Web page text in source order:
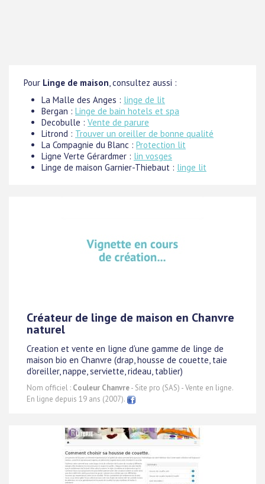
Pour Linge de maison, consultez aussi :
La Malle des Anges : linge de lit
Bergan : Linge de bain hotels et spa
Decobulle : Vente de parure
Litrond : Trouver un oreiller de bonne qualité
La Compagnie du Blanc : Protection lit
Ligne Verte Gérardmer : lin vosges
Linge de maison Garnier-Thiebaut : linge lit
Créateur de linge de maison en Chanvre
naturel
Creation et vente en ligne d'une gamme de linge de
maison bio en Chanvre (drap, housse de couette, taie
d'oreiller, nappe, serviette, rideau, tablier)
Nom officiel : Couleur Chanvre- Site pro (SAS) - Vente en ligne.
En ligne depuis 19 ans (2007).